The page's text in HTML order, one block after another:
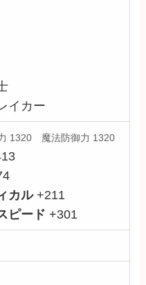
イカー
1320 魔法防御力 1320
カル+211
ピード +301